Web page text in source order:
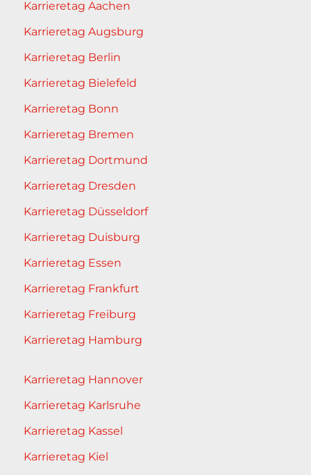
Karrieretag Aachen
Karrieretag Augsburg
Karrieretag Berlin
Karrieretag Bielefeld
Karrieretag Bonn
Karrieretag Bremen
Karrieretag Dortmund
Karrieretag Dresden
Karrieretag Düsseldorf
Karrieretag Duisburg
Karrieretag Essen
Karrieretag Frankfurt
Karrieretag Freiburg
Karrieretag Hamburg
Karrieretag Hannover
Karrieretag Karlsruhe
Karrieretag Kassel
Karrieretag Kiel